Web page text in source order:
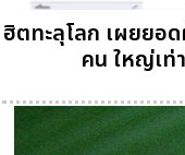
ฮิตทะลุโลก เผยยอ
คน ใหญ่เท่